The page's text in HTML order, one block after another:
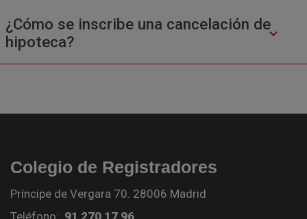
¿Cómo se inscribe una cancelación de
hipoteca?
Colegio de Registradores
Príncipe de Vergara 70. 28006 Madrid